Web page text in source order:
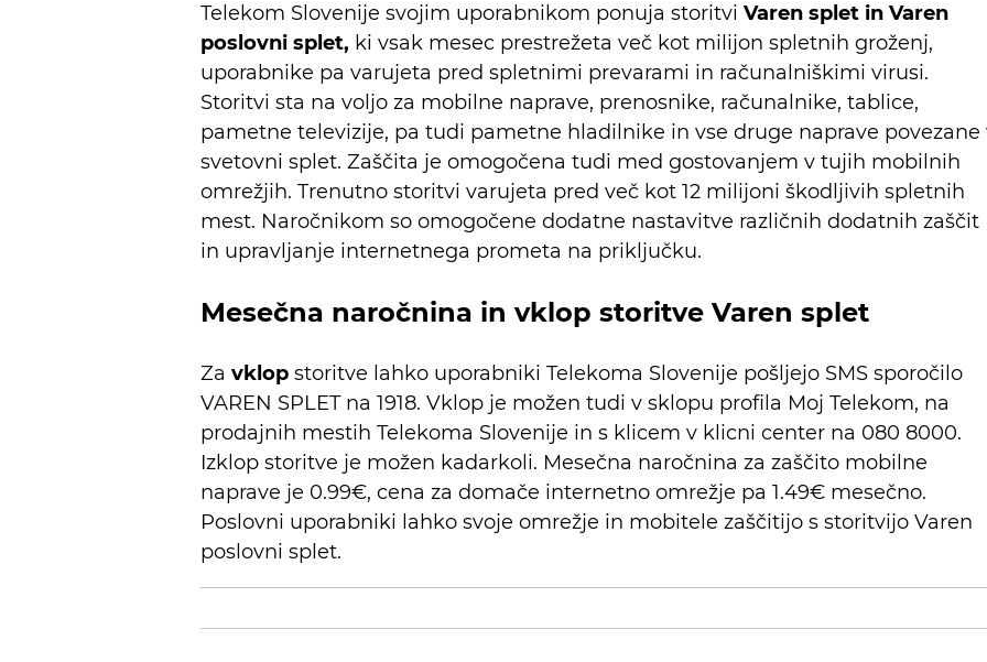
Telekom Slovenije svojim uporabnikom ponuja storitvi Varen splet in Varen
poslovni splet, ki vsak mesec prestrežeta več kot milijon spletnih groženj,
uporabnike pa varujeta pred spletnimi prevarami in računalniškimi virusi.
Storitvi sta na voljo za mobilne naprave, prenosnike, računalnike, tablice,
pametne televizije, pa tudi pametne hladilnike in vse druge naprave povezane
svetovni splet. Zaščita je omogočena tudi med gostovanjem v tujih mobilnih
omrežjih. Trenutno storitvi varujeta pred več kot 12 milijoni škodljivih spletnih
mest. Naročnikom so omogočene dodatne nastavitve različnih dodatnih zaščit
in upravljanje internetnega prometa na priključku.
Mesečna naročnina in vklop storitve Varen splet
Za vklop storitve lahko uporabniki Telekoma Slovenije pošljejo SMS sporočilo
VAREN SPLET na 1918. Vklop je možen tudi v sklopu profila Moj Telekom, na
prodajnih mestih Telekoma Slovenije in s klicem v klicni center na 080 8000.
Izklop storitve je možen kadarkoli. Mesečna naročnina za zaščito mobilne
naprave je 0.99€, cena za domače internetno omrežje pa 1.49€ mesečno.
Poslovni uporabniki lahko svoje omrežje in mobitele zaščitijo s storitvijo Varen
poslovni splet.